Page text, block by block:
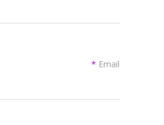
Email
*